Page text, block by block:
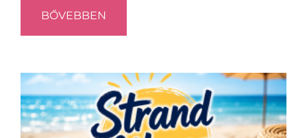
BŐVEBBEN